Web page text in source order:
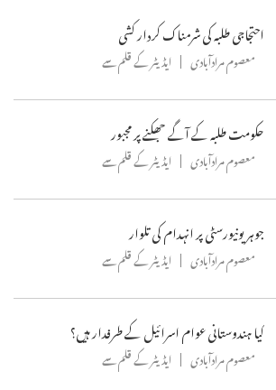
احتجاجی طلبہ کی شرمناک کردار کشی
معصوم مرادآبادی ایڈیٹر کے قلم سے
حکومت طلبہ کے آگے جھکنے پر مجبور
معصوم مرادآبادی ایڈیٹر کے قلم سے
جوہر یونیورسٹی پر انہدام کی تلوار
معصوم مرادآبادی ایڈیٹر کے قلم سے
کیا ہندوستانی عوام اسرائیل کے طرفدار ہیں؟
معصوم مرادآبادی ایڈیٹر کے قلم سے